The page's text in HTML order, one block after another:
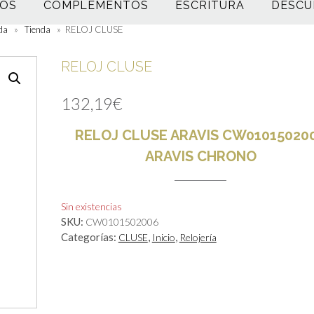
COMPLEMENTOS ESCRITURA
» Tienda » RELOJ CLUSE
RELOJ CLUSE
132,19€
RELOJ CLUSE ARAVIS
ARAVIS CHRONO
Sin existencias
SKU: CW0101502006
Categorías: CLUSE, Inicio, Relojería